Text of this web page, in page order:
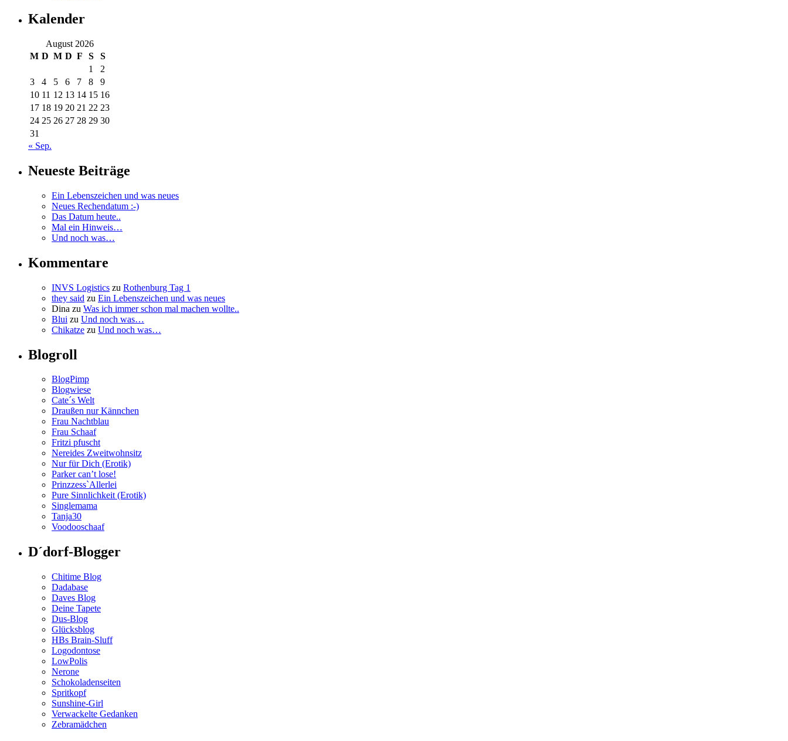
Kalender
August 2026
M D M D F S
S
1
2
3
4 5 6 7 8
9
10 11 12 13 14 15 16
17 18 19 20 21 22 23
24 25 26 27 28 29 30
31
« Sep.
Neueste Beiträge
Ein Lebenszeichen und was neues
Neues Rechendatum :-)
Das Datum heute..
Mal ein Hinweis…
Und noch was…
Kommentare
INVS Logistics zu Rothenburg Tag 1
they said zu Ein Lebenszeichen und was neues
Dina zu Was ich immer schon mal machen wollte..
Blui zu Und noch was…
Chikatze zu Und noch was…
Blogroll
BlogPimp
Blogwiese
Cate´s Welt
Draußen nur Kännchen
Frau Nachtblau
Frau Schaaf
Fritzi pfuscht
Nereides Zweitwohnsitz
Nur für Dich (Erotik)
Parker can’t lose!
Prinzzess`Allerlei
Pure Sinnlichkeit (Erotik)
Singlemama
Tanja30
Voodooschaaf
D´dorf-Blogger
Chitime Blog
Dadabase
Daves Blog
Deine Tapete
Dus-Blog
Glücksblog
HBs Brain-Sluff
Logodontose
LowPolis
Nerone
Schokoladenseiten
Spritkopf
Sunshine-Girl
Verwackelte Gedanken
Zebramädchen